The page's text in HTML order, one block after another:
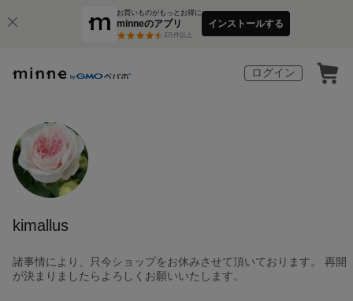
お買いものがもっとお得に
minneのアプリ
3万件以上
インストールする
ログイン
kimallus
諸事情により、只今ショップをお休みさせて頂いております。 再開
が決まりましたらよろしくお願いいたします。